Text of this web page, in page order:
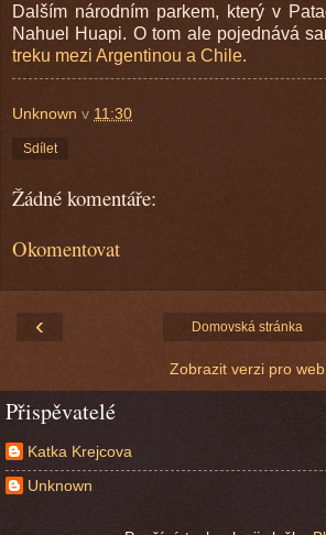
Dalším národním parkem, který v
Nahuel Huapi. O tom ale pojednává
treku mezi Argentinou a Chile.
Unknown v 11:30
Sdílet
Žádné komentáře:
Okomentovat
‹ Domovská stránka
Zobrazit verzi pro web
Přispěvatelé
Katka Krejcova
Unknown